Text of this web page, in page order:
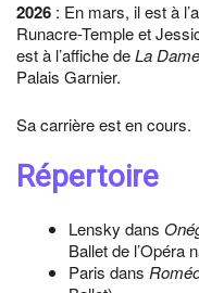
2026 : En mars, il est à
Runacre-Temple et
est à l’affiche deLa
Palais Garnier.
Sa carrière est en cours.
Répertoire
Lensky dans
Ballet de l’Opéra
Paris dans